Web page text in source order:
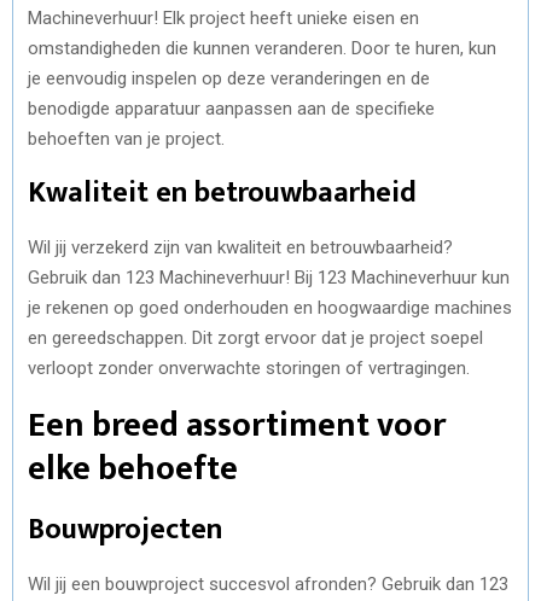
Machineverhuur! Elk project heeft unieke eisen en
omstandigheden die kunnen veranderen. Door te huren, kun
je eenvoudig inspelen op deze veranderingen en de
benodigde apparatuur aanpassen aan de specifieke
behoeften van je project.
Kwaliteit en betrouwbaarheid
Wil jij verzekerd zijn van kwaliteit en betrouwbaarheid?
Gebruik dan 123 Machineverhuur! Bij 123 Machineverhuur kun
je rekenen op goed onderhouden en hoogwaardige machines
en gereedschappen. Dit zorgt ervoor dat je project soepel
verloopt zonder onverwachte storingen of vertragingen.
Een breed assortiment voor
elke behoefte
Bouwprojecten
Wil jij een bouwproject succesvol afronden? Gebruik dan 123